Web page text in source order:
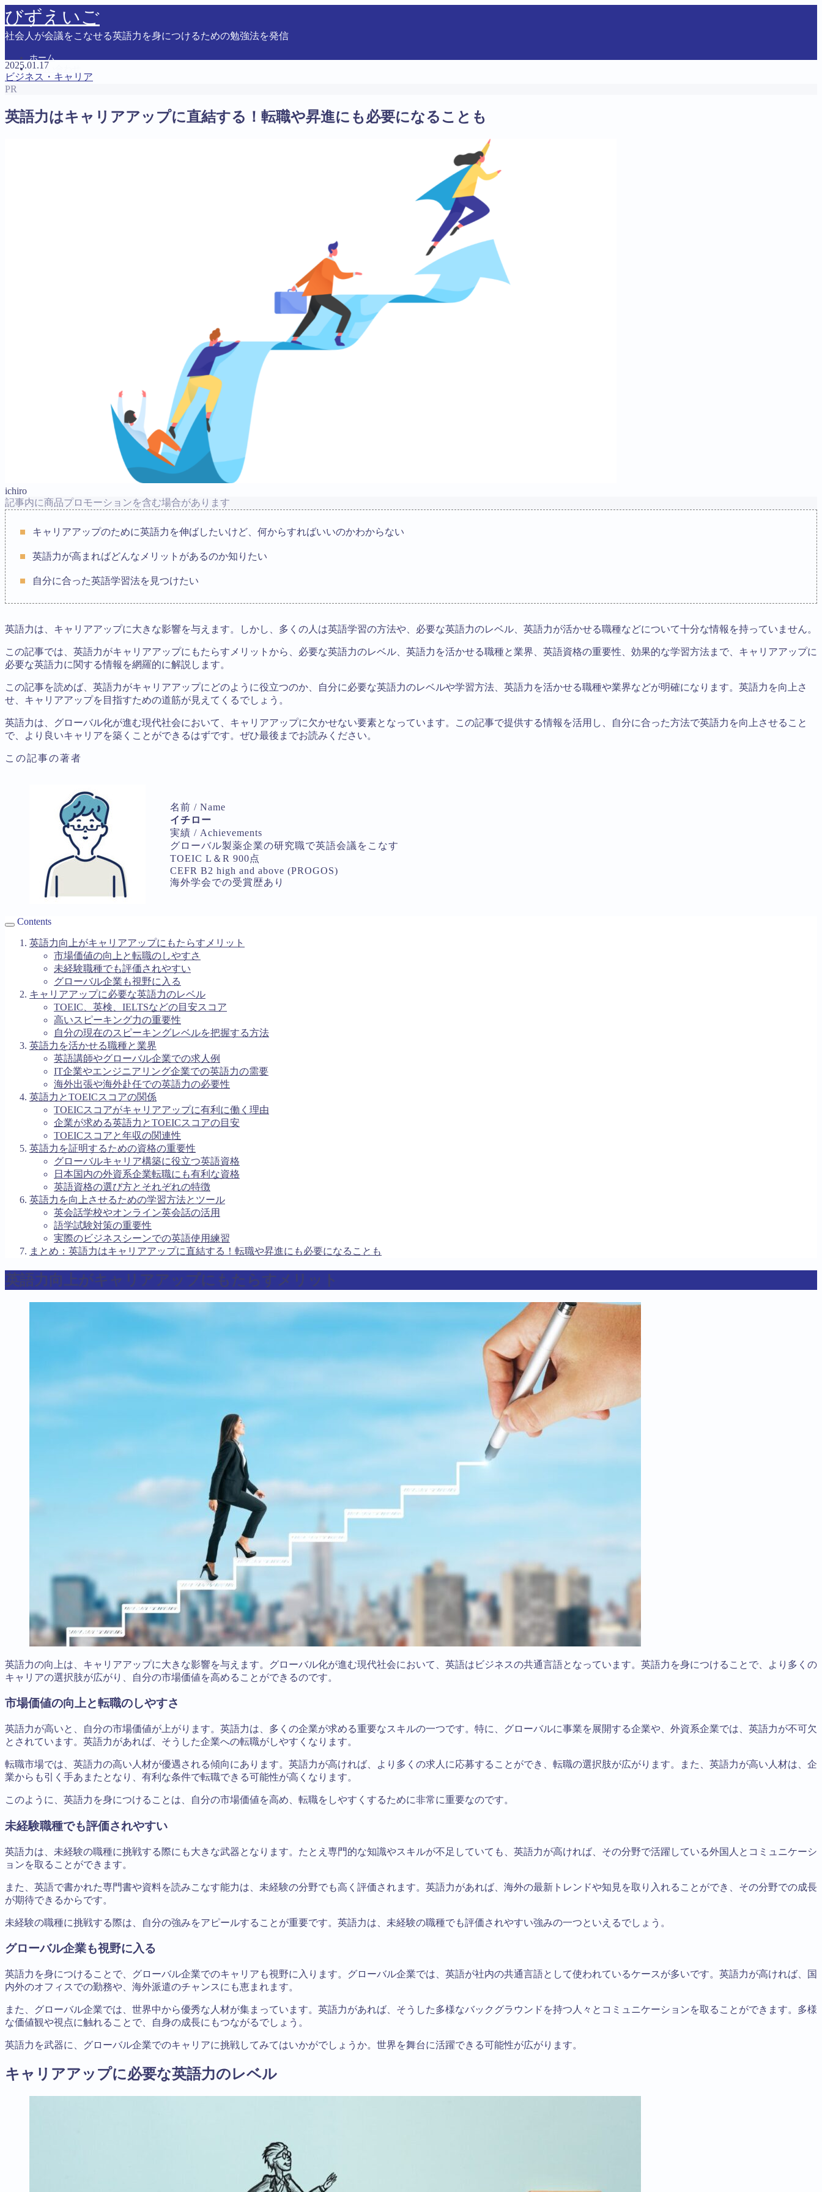
びずえいご
社会人が会議をこなせる英語力を身につけるための勉強法を発信
ホーム
お問い合わせ
お問い合わせ
2025.01.17
ビジネス・キャリア
PR
英語力はキャリアアップに直結する！転職や昇進にも必要になることも
ichiro
記事内に商品プロモーションを含む場合があります
キャリアアップのために英語力を伸ばしたいけど、何からすればいいのかわからない
英語力が高まればどんなメリットがあるのか知りたい
自分に合った英語学習法を見つけたい
英語力は、キャリアアップに大きな影響を与えます。しかし、多くの人は英語学習の方法や、必要な英語力のレベル、英語力が活かせる職種などについて十分な情報を持っていません。
この記事では、英語力がキャリアアップにもたらすメリットから、必要な英語力のレベル、英語力を活かせる職種と業界、英語資格の重要性、効果的な学習方法まで、キャリアアップに
必要な英語力に関する情報を網羅的に解説します。
この記事を読めば、英語力がキャリアアップにどのように役立つのか、自分に必要な英語力のレベルや学習方法、英語力を活かせる職種や業界などが明確になります。英語力を向上さ
せ、キャリアアップを目指すための道筋が見えてくるでしょう。
英語力は、グローバル化が進む現代社会において、キャリアアップに欠かせない要素となっています。この記事で提供する情報を活用し、自分に合った方法で英語力を向上させること
で、より良いキャリアを築くことができるはずです。ぜひ最後までお読みください。
この記事の著者
名前 / Name
イチロー
実績 / Achievements
グローバル製薬企業の研究職で英語会議をこなす
TOEIC L＆R 900点
CEFR B2 high and above (PROGOS)
海外学会での受賞歴あり
Contents
英語力向上がキャリアアップにもたらすメリット
市場価値の向上と転職のしやすさ
未経験職種でも評価されやすい
グローバル企業も視野に入る
キャリアアップに必要な英語力のレベル
TOEIC、英検、IELTSなどの目安スコア
高いスピーキング力の重要性
自分の現在のスピーキングレベルを把握する方法
英語力を活かせる職種と業界
英語講師やグローバル企業での求人例
IT企業やエンジニアリング企業での英語力の需要
海外出張や海外赴任での英語力の必要性
英語力とTOEICスコアの関係
TOEICスコアがキャリアアップに有利に働く理由
企業が求める英語力とTOEICスコアの目安
TOEICスコアと年収の関連性
英語力を証明するための資格の重要性
グローバルキャリア構築に役立つ英語資格
日本国内の外資系企業転職にも有利な資格
英語資格の選び方とそれぞれの特徴
英語力を向上させるための学習方法とツール
英会話学校やオンライン英会話の活用
語学試験対策の重要性
実際のビジネスシーンでの英語使用練習
まとめ：英語力はキャリアアップに直結する！転職や昇進にも必要になることも
英語力向上がキャリアアップにもたらすメリット
英語力の向上は、キャリアアップに大きな影響を与えます。グローバル化が進む現代社会において、英語はビジネスの共通言語となっています。英語力を身につけることで、より多くの
キャリアの選択肢が広がり、自分の市場価値を高めることができるのです。
市場価値の向上と転職のしやすさ
英語力が高いと、自分の市場価値が上がります。英語力は、多くの企業が求める重要なスキルの一つです。特に、グローバルに事業を展開する企業や、外資系企業では、英語力が不可欠
とされています。英語力があれば、そうした企業への転職がしやすくなります。
転職市場では、英語力の高い人材が優遇される傾向にあります。英語力が高ければ、より多くの求人に応募することができ、転職の選択肢が広がります。また、英語力が高い人材は、企
業からも引く手あまたとなり、有利な条件で転職できる可能性が高くなります。
このように、英語力を身につけることは、自分の市場価値を高め、転職をしやすくするために非常に重要なのです。
未経験職種でも評価されやすい
英語力は、未経験の職種に挑戦する際にも大きな武器となります。たとえ専門的な知識やスキルが不足していても、英語力が高ければ、その分野で活躍している外国人とコミュニケーシ
ョンを取ることができます。
また、英語で書かれた専門書や資料を読みこなす能力は、未経験の分野でも高く評価されます。英語力があれば、海外の最新トレンドや知見を取り入れることができ、その分野での成長
が期待できるからです。
未経験の職種に挑戦する際は、自分の強みをアピールすることが重要です。英語力は、未経験の職種でも評価されやすい強みの一つといえるでしょう。
グローバル企業も視野に入る
英語力を身につけることで、グローバル企業でのキャリアも視野に入ります。グローバル企業では、英語が社内の共通言語として使われているケースが多いです。英語力が高ければ、国
内外のオフィスでの勤務や、海外派遣のチャンスにも恵まれます。
また、グローバル企業では、世界中から優秀な人材が集まっています。英語力があれば、そうした多様なバックグラウンドを持つ人々とコミュニケーションを取ることができます。多様
な価値観や視点に触れることで、自身の成長にもつながるでしょう。
英語力を武器に、グローバル企業でのキャリアに挑戦してみてはいかがでしょうか。世界を舞台に活躍できる可能性が広がります。
キャリアアップに必要な英語力のレベル